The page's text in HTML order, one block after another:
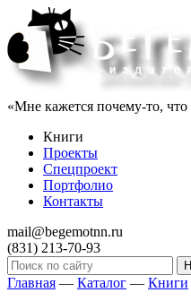
«Мне кажется почему-то, что
Книги
Проекты
Спецпроект
Портфолио
Контакты
mail@begemotnn.ru
(831) 213-70-93
Главная — Каталог — Книги